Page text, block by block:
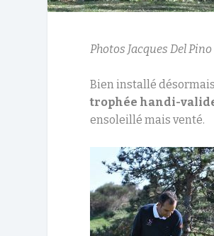
Photos Jacques Del Pino
Bien installé
trophée handi-
ensoleillé mais venté.